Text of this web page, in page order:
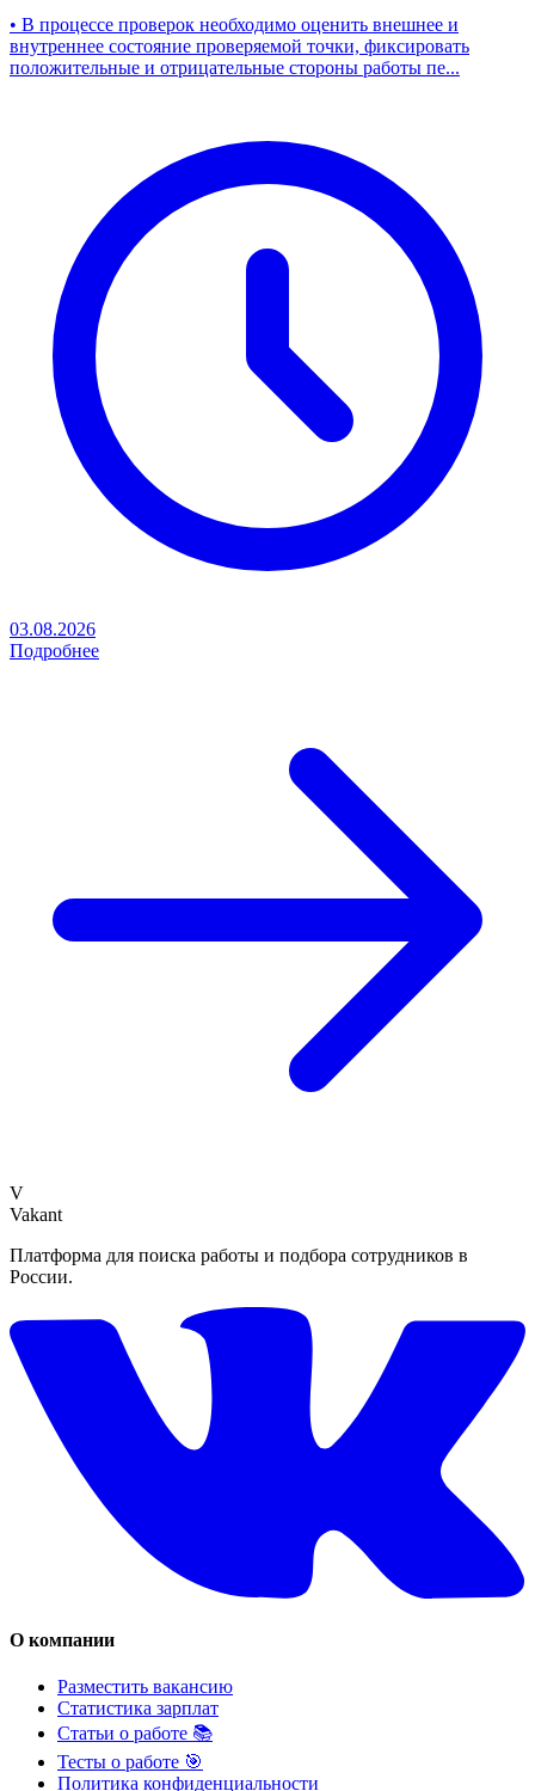
• В процессе проверок необходимо оценить внешнее и
внутреннее состояние проверяемой точки, фиксировать
положительные и отрицательные стороны работы пе...
03.08.2026
Подробнее
V
Vakant
Платформа для поиска работы и подбора сотрудников в
России.
О компании
Разместить вакансию
Статистика зарплат
Статьи о работе 📚
Тесты о работе 🎯
Политика конфиденциальности